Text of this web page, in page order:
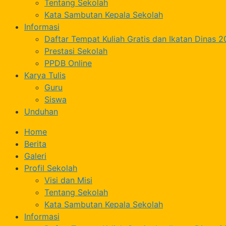
Tentang Sekolah
Kata Sambutan Kepala Sekolah
Informasi
Daftar Tempat Kuliah Gratis dan Ikatan Dinas
Prestasi Sekolah
PPDB Online
Karya Tulis
Guru
Siswa
Unduhan
Home
Berita
Galeri
Profil Sekolah
Visi dan Misi
Tentang Sekolah
Kata Sambutan Kepala Sekolah
Informasi